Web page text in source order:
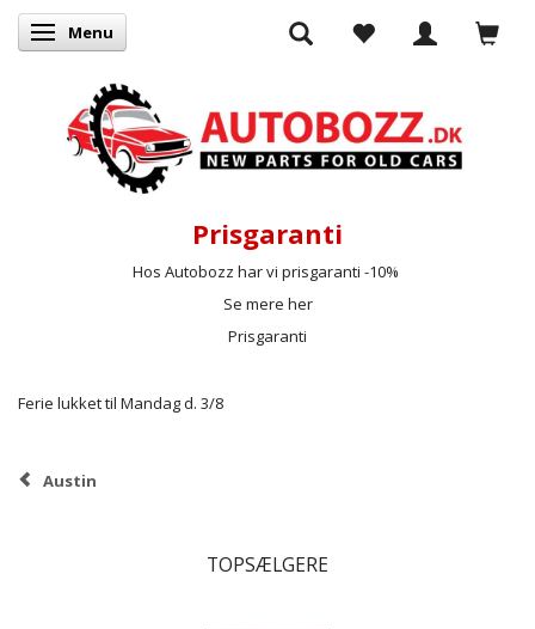
Skifte navigation
Menu
Prisgaranti
Hos Autobozz har vi prisgaranti -10%
Se mere her
Prisgaranti
Ferie lukket til Mandag d. 3/8
Austin
TOPSÆLGERE